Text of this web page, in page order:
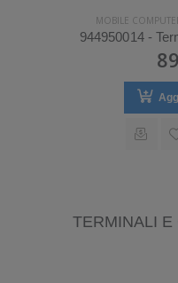
MOBILE
TERMINALI E